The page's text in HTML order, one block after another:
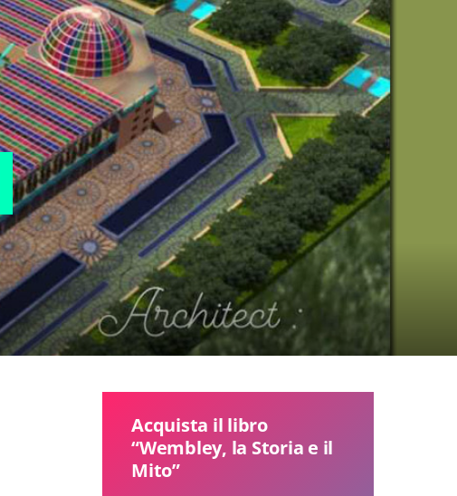
Acquista il libro
“Wembley, la Storia e il
Mito”